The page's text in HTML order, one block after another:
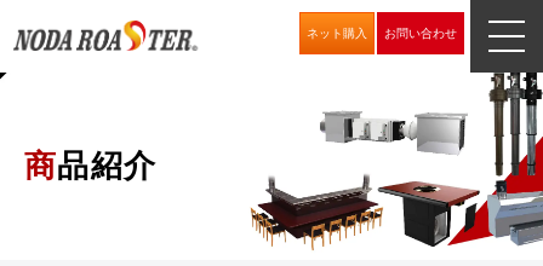
ネット購入 お問い合わせ
商品紹介